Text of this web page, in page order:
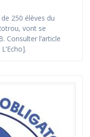
250 élèves du
vont se
Consulter l’article